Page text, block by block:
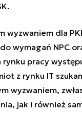
wyzwaniem dla
wymagań NPC
rynku pracy
z rynku IT
wyzwaniem,
jak i również